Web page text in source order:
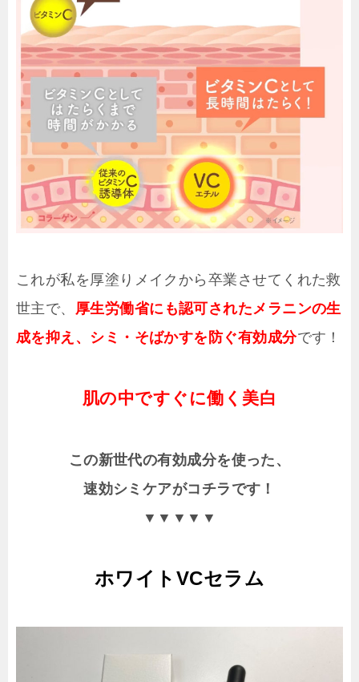
これが私を厚塗りメイクから卒業させてくれた救
世主で、 厚生労働省にも認可されたメラニンの生
成を抑え、シミ・そばかすを防ぐ有効成分です！
肌の中ですぐに働く美白
この新世代の有効成分を使った、
速効シミケアがコチラです！
▼▼▼▼▼
ホワイトVCセラム